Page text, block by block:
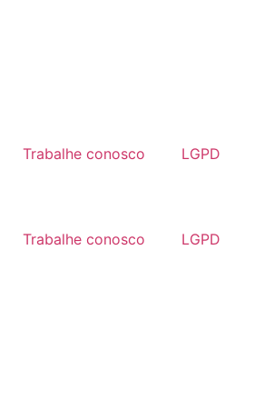
Trabalhe conosco
LGPD
Trabalhe conosco
LGPD